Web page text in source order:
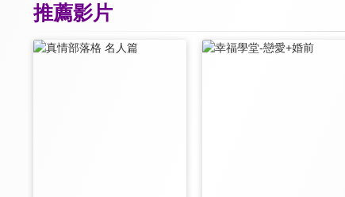
推薦影片